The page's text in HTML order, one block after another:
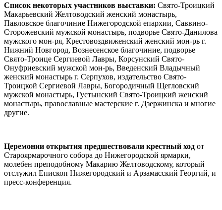
Список некоторых участников выставки: Свято-Троицкий
Макарьевский Желтоводский женский монастырь,
Павловское благочиние Нижегородской епархии, Саввино-
Сторожевский мужской монастырь, подворье Свято-Данилова
мужского мон-ря, Крестовоздвиженский женский мон-рь г.
Нижний Новгород, Вознесенское благочиние, подворье
Свято-Троице Сергиевой Лавры, Корсунский Свято-
Онуфриевский мужской мон-рь, Введенский Владычный
женский монастырь г. Серпухов, издательство Свято-
Троицкой Сергиевой Лавры, Богородичный Щегловский
мужской монастырь, Густынский Свято-Троицкий женский
монастырь, православные мастерские г. Дзержинска и многие
другие.
Церемонии открытия предшествовали крестный ход от
Староярмарочного собора до Нижегородской ярмарки,
молебен преподобному Макарию Желтоводскому, который
отслужил Епископ Нижегородский и Арзамасский Георгий, и
пресс-конференция.